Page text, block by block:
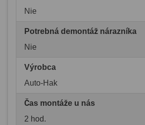
Nie
Potrebná demontáž nárazníka
Nie
Výrobca
Auto-Hak
Čas montáže u nás
2 hod.